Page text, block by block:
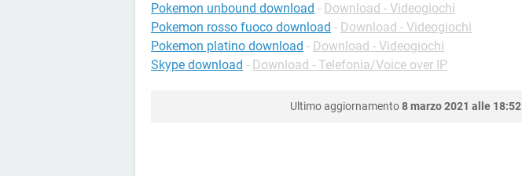
Pokemon unbound download - Download - Videogiochi
Pokemon rosso fuoco download - Download - Videogiochi
Pokemon platino download - Download - Videogiochi
Skype download - Download - Telefonia/Voice over IP
Ultimo aggiornamento8 marzo 2021 alle 18:52